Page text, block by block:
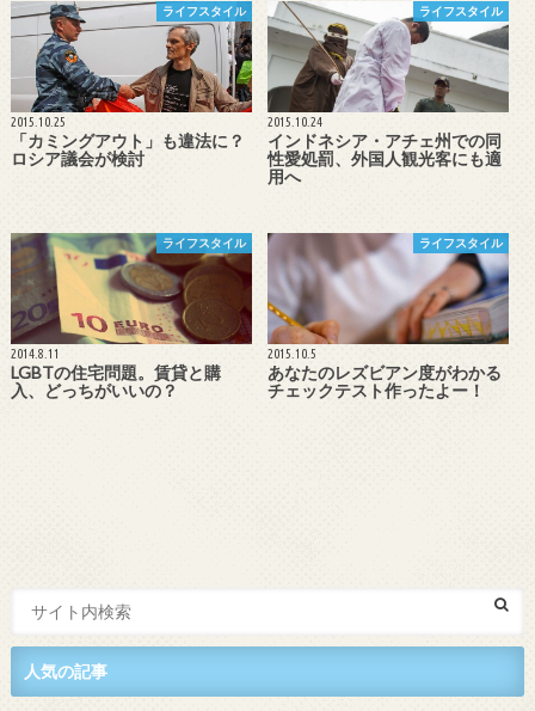
ライフスタイル
2015.10.25
「カミングアウト」も違法に？
ロシア議会が検討
ライフスタイル
2015.10.24
インドネシア・アチェ州での同
性愛処罰、外国人観光客にも適
用へ
ライフスタイル
2014.8.11
LGBTの住宅問題。賃貸と購
入、どっちがいいの？
ライフスタイル
2015.10.5
あなたのレズビアン度がわかる
チェックテスト作ったよー！
人気の記事